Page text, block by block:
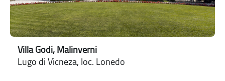
Villa Godi, Malinverni
Lugo di Vicneza, loc. Lonedo